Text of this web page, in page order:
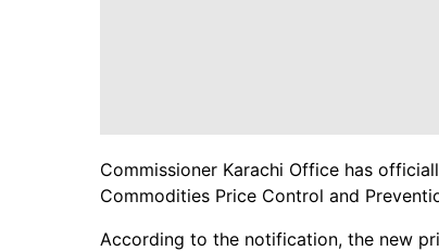
Commissioner Karachi Office has
Commodities Price Control and
According to the notification, the new